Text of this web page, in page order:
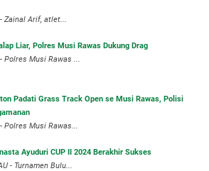
- Zainal Arif, atlet...
Liar, Polres Musi Rawas Dukung Drag
Polres Musi Rawas ...
Padati Grass Track Open se Musi Rawas, Polisi
Polres Musi Rawas...
Ayuduri CUP II 2024 Berakhir Sukses
- Turnamen Bulu...